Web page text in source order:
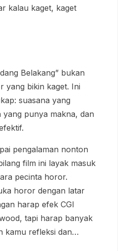
kalau kaget, kaget
Belakang” bukan
yang bikin kaget. Ini
suasana yang
yang punya makna, dan
pengalaman nonton
film ini layak masuk
pecinta horor.
horor dengan latar
harap efek CGI
tapi harap banyak
kamu refleksi dan…